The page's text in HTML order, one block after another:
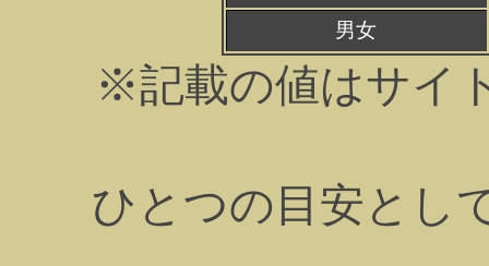
男女
※記載の値はサイ
ひとつの目安とし